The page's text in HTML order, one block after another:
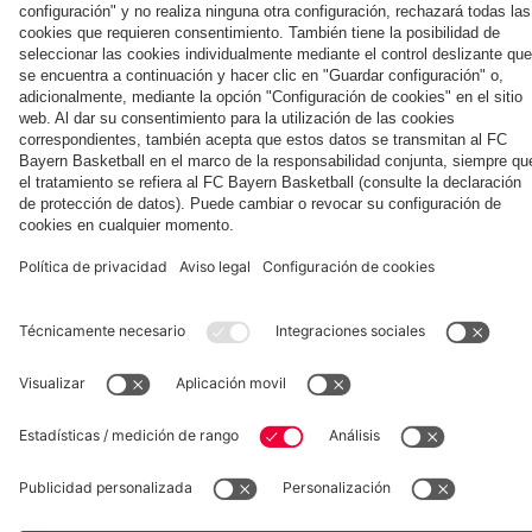
el Aston Villa
Football
Summit
ante el
Villa
días en Jeju
en
Hong
Kong
del partido
contra el
Jeju
Football
Summit
contra
SK
Colaborador
Museum Allianz Arena Prensa Baloncesto
Sistema de denuncia Contacto Ajustes de cookies